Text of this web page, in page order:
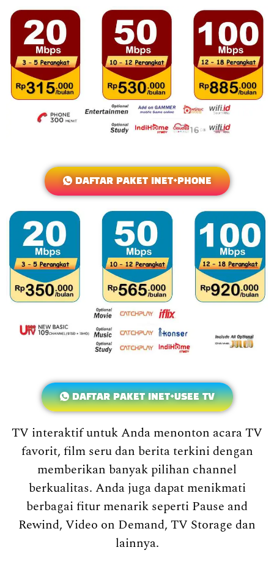
DAFTAR PAKET INET+PHONE
DAFTAR PAKET INET+USEE TV
TV interaktif untuk Anda menonton acara TV
favorit, film seru dan berita terkini dengan
memberikan banyak pilihan channel
berkualitas. Anda juga dapat menikmati
berbagai fitur menarik seperti Pause and
Rewind, Video on Demand, TV Storage dan
lainnya.